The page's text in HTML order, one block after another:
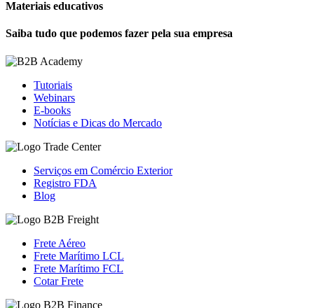
Materiais educativos
Saiba tudo que podemos fazer pela sua empresa
Tutoriais
Webinars
E-books
Notícias e Dicas do Mercado
Serviços em Comércio Exterior
Registro FDA
Blog
Frete Aéreo
Frete Marítimo LCL
Frete Marítimo FCL
Cotar Frete